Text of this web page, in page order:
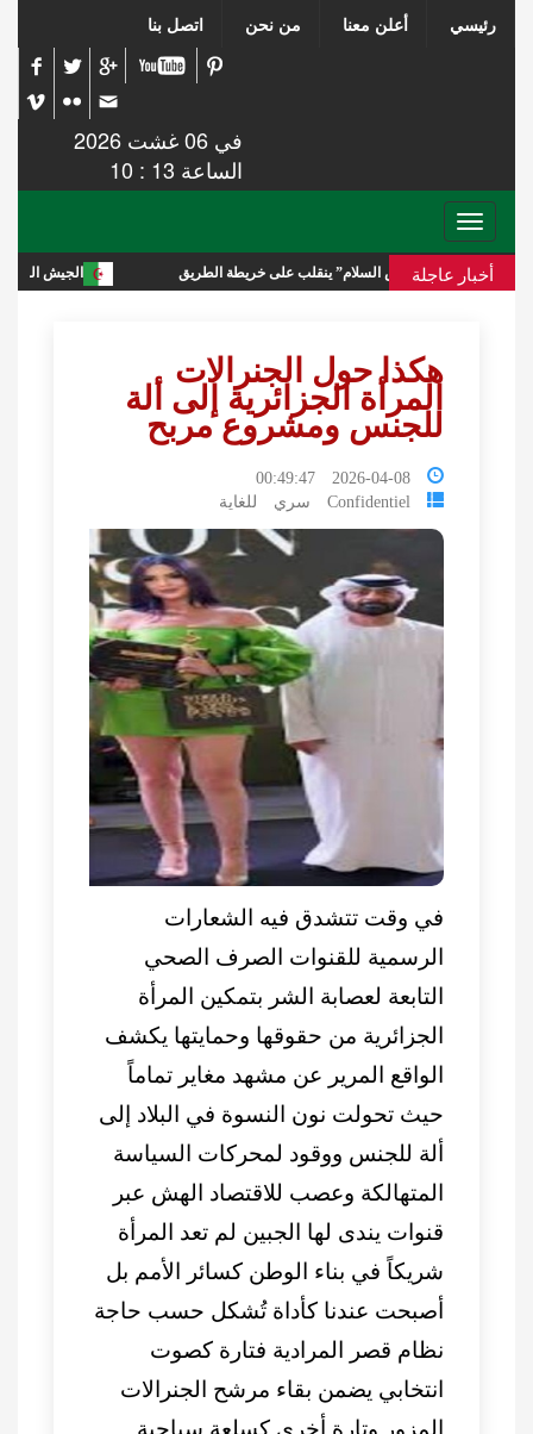
رئيسي أعلن معنا من نحن اتصل بنا
في 06 غشت 2026
الساعة 13 : 10
Toggle
navigation
أخبار عاجلة الجيش السوري يعلن حالة و “مجلس السلام” ينقلب على خريطة الطريق
هكذا حول الجنرالات
المرأة الجزائرية إلى ألة
للجنس ومشروع مربح
2026-04-08 00:49:47
Confidentiel سري للغاية
في وقت تتشدق فيه الشعارات
الرسمية للقنوات الصرف الصحي
التابعة لعصابة الشر بتمكين المرأة
الجزائرية من حقوقها وحمايتها يكشف
الواقع المرير عن مشهد مغاير تماماً
حيث تحولت نون النسوة في البلاد إلى
ألة للجنس ووقود لمحركات السياسة
المتهالكة وعصب للاقتصاد الهش عبر
قنوات يندى لها الجبين لم تعد المرأة
شريكاً في بناء الوطن كسائر الأمم بل
أصبحت عندنا كأداة تُشكل حسب حاجة
نظام قصر المرادية فتارة كصوت
انتخابي يضمن بقاء مرشح الجنرالات
المزور وتارة أخرى كسلعة سياحية